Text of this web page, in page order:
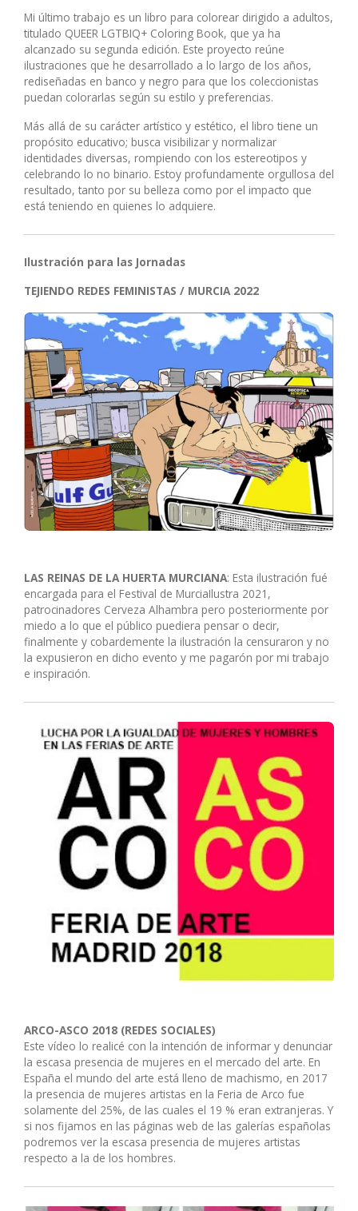
Mi último trabajo es un libro para colorear dirigido a adultos,
titulado QUEER LGTBIQ+ Coloring Book, que ya ha
alcanzado su segunda edición. Este proyecto reúne
ilustraciones que he desarrollado a lo largo de los años,
rediseñadas en banco y negro para que los coleccionistas
puedan colorarlas según su estilo y preferencias.
Más allá de su carácter artístico y estético, el libro tiene un
propósito educativo; busca visibilizar y normalizar
identidades diversas, rompiendo con los estereotipos y
celebrando lo no binario. Estoy profundamente orgullosa del
resultado, tanto por su belleza como por el impacto que
está teniendo en quienes lo adquiere.
Ilustración para las Jornadas
TEJIENDO REDES FEMINISTAS / MURCIA 2022
LAS REINAS DE LA HUERTA MURCIANA: Esta ilustración fué
encargada para el Festival de MurciaIlustra 2021,
patrocinadores Cerveza Alhambra pero posteriormente por
miedo a lo que el público puediera pensar o decir,
finalmente y cobardemente la ilustración la censuraron y no
la expusieron en dicho evento y me pagarón por mi trabajo
e inspiración.
ARCO-ASCO 2018 (REDES SOCIALES)
Este vídeo lo realicé con la intención de informar y denunciar
la escasa presencia de mujeres en el mercado del arte. En
España el mundo del arte está lleno de machismo, en 2017
la presencia de mujeres artistas en la Feria de Arco fue
solamente del 25%, de las cuales el 19 % eran extranjeras. Y
si nos fijamos en las páginas web de las galerías españolas
podremos ver la escasa presencia de mujeres artistas
respecto a la de los hombres.